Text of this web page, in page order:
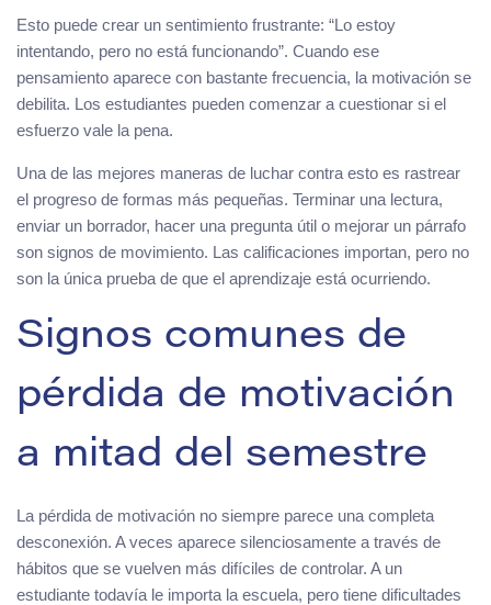
Esto puede crear un sentimiento frustrante: “Lo estoy
intentando, pero no está funcionando”. Cuando ese
pensamiento aparece con bastante frecuencia, la motivación se
debilita. Los estudiantes pueden comenzar a cuestionar si el
esfuerzo vale la pena.
Una de las mejores maneras de luchar contra esto es rastrear
el progreso de formas más pequeñas. Terminar una lectura,
enviar un borrador, hacer una pregunta útil o mejorar un párrafo
son signos de movimiento. Las calificaciones importan, pero no
son la única prueba de que el aprendizaje está ocurriendo.
Signos comunes de
pérdida de motivación
a mitad del semestre
La pérdida de motivación no siempre parece una completa
desconexión. A veces aparece silenciosamente a través de
hábitos que se vuelven más difíciles de controlar. A un
estudiante todavía le importa la escuela, pero tiene dificultades